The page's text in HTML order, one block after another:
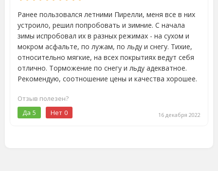
16 декабря 2022
Ранее пользовался летними Пирелли, меня все в них
устроило, решил попробовать и зимние. С начала
зимы испробовал их в разных режимах - на сухом и
мокром асфальте, по лужам, по льду и снегу. Тихие,
относительно мягкие, на всех покрытиях ведут себя
отлично. Торможение по снегу и льду адекватное.
Рекомендую, соотношение цены и качества хорошее.
Отзыв полезен?
Да 5 Нет 0